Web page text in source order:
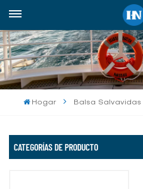
English
русский
Hogar Balsa
CATEGORÍAS DE PRODUCTO